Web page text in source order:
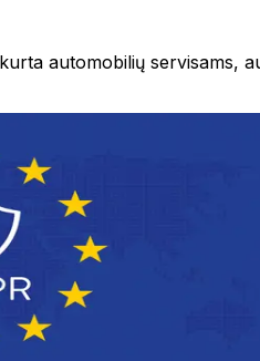
automobilių servisams,